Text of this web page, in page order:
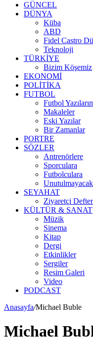
GÜNCEL
DÜNYA
Küba
ABD
Fidel Castro
Teknoloji
TÜRKİYE
Bizim Köşemiz
EKONOMİ
POLİTİKA
FUTBOL
Futbol
Makaleler
Eski Yazılar
Bir Zamanlar
PORTRE
SÖZLER
Antrenörlere
Sporculara
Futbolculara
SEYAHAT
Ziyaretçi
KÜLTÜR & SANAT
Müzik
Sinema
Kitap
Dergi
Etkinlikler
Sergiler
Resim Galeri
Video
PODCAST
Anasayfa/Michael Buble
Michael